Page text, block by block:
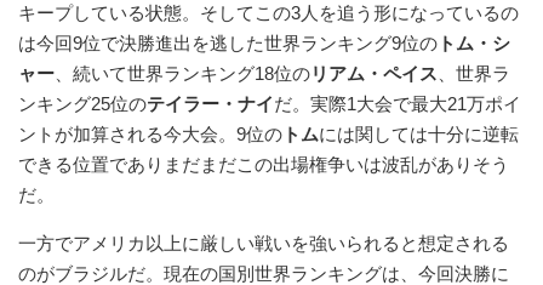
キープしている状態。そしてこの3人を追う形になっているの
は今回9位で決勝進出を逃した世界ランキング9位の トム・シ
ャー 、続いて世界ランキング18位のリアム・ペイス 、世界ラ
ンキング25位のテイラー・ナイだ。実際1大会で最大21万ポイ
ントが加算される今大会。9位の トムには関しては十分に逆転
できる位置でありまだまだこの出場権争いは波乱がありそう
だ。
一方でアメリカ以上に厳しい戦いを強いられると想定される
のがブラジルだ。現在の国別世界ランキングは、今回決勝に